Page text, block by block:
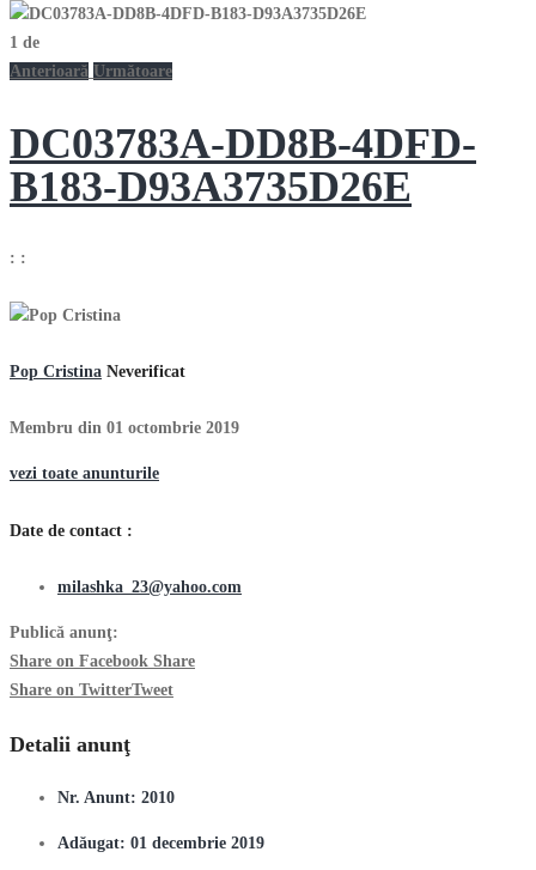
1 de
Anterioară Următoare
DC03783A-DD8B-4DFD-
B183-D93A3735D26E
: :
Pop Cristina Neverificat
Membru din 01 octombrie 2019
vezi toate anunturile
Date de contact :
milashka_23@yahoo.com
Publică anunţ:
Share on Facebook Share
Share on TwitterTweet
Detalii anunţ
Nr. Anunt: 2010
Adăugat: 01 decembrie 2019